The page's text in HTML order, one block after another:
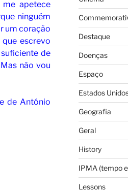
apetece
ninguém
um coração
escrevo
de
não vou
de António
Destaque
Doenças
Espaço
Estados
Geografia
Geral
History
IPMA (tempo
Lessons